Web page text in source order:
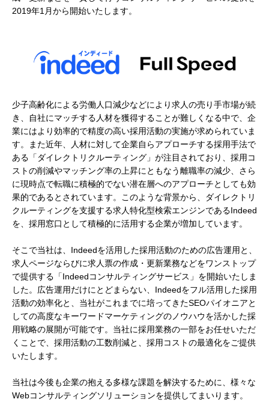
2019年1月から開始いたします。
少子高齢化による労働人口減少などにより求人の売り手市場が続
き、自社にマッチする人材を獲得することが難しくなる中で、企
業にはより効率的で精度の高い採用活動の実施が求められていま
す。また近年、人材に対して企業自らアプローチする採用手法で
ある「ダイレクトリクルーティング」が注目されており、採用コ
ストの削減やマッチング率の上昇にともなう離職率の減少、さら
に現時点で転職に積極的でない潜在層へのアプローチとしても効
果的であるとされています。このような背景から、ダイレクトリ
クルーティングを支援する求人特化型検索エンジンであるIndeed
を、採用窓口として積極的に活用する企業が増加しています。
そこで当社は、Indeedを活用した採用活動のための広告運用と、
求人ページならびに求人票の作成・更新業務などをワンストップ
で提供する「Indeedコンサルティングサービス」を開始いたしま
した。広告運用だけにとどまらない、Indeedをフル活用した採用
活動の効率化と、当社がこれまでに培ってきたSEOパイオニアと
しての高度なキーワードマーケティングのノウハウを活かした採
用戦略の展開が可能です。当社に採用業務の一部をお任せいただ
くことで、採用活動の工数削減と、採用コストの最適化をご提供
いたします。
当社は今後も企業の抱える多様な課題を解決するために、様々な
Webコンサルティングソリューションを提供してまいります。